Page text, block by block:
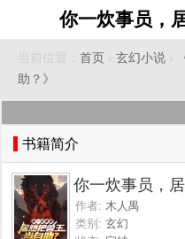
你一炊事员，
当前位置： 首页 › 玄幻小说 ›
助？》
书籍简介
你一炊事员，
作者: 木人禺
类别: 玄幻